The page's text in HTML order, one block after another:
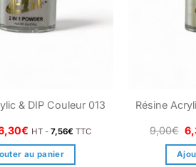
& DIP Couleur 013
:
€ Le
actuel
est :
HT -7,56€ TTC
au panier
Résine
9,00€ Le
prix